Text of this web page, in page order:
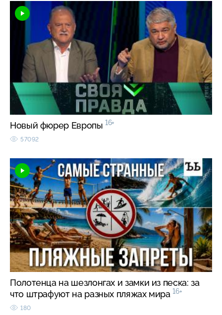
Новый фюрер Европы 16+
57092
Полотенца на шезлонгах и замки из песка: за
что штрафуют на разных пляжах мира 16+
180